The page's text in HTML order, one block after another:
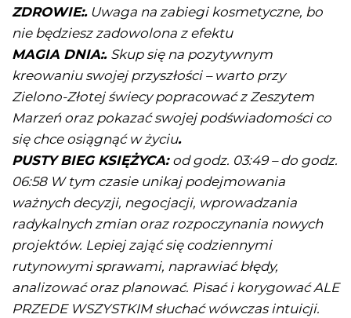
ZDROWIE:.Uwaga na zabiegi kosmetyczne, bo
nie będziesz zadowolona z efektu
MAGIA DNIA:. Skup się na pozytywnym
kreowaniu swojej przyszłości – warto przy
Zielono-Złotej świecy popracować z Zeszytem
Marzeń oraz pokazać swojej podświadomości co
się chce osiągnąć w życiu.
PUSTY BIEG KSIĘŻYCA: od godz. 03:49 – do godz.
06:58 W tym czasie unikaj podejmowania
ważnych decyzji, negocjacji, wprowadzania
radykalnych zmian oraz rozpoczynania nowych
projektów. Lepiej zająć się codziennymi
rutynowymi sprawami, naprawiać błędy,
analizować oraz planować. Pisać i korygować ALE
PRZEDE WSZYSTKIM słuchać wówczas intuicji.